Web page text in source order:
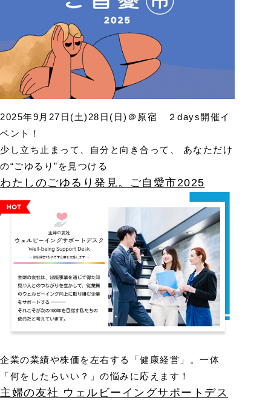
2025年9月27日(土)28日(日)＠原宿 ２days開催イ
ベント！
少し立ち止まって、自分と向き合って、 あなただけ
の“ごゆるり”を見つける
わたしのごゆるり発見。ご自愛市2025
企業の業績や株価を左右する「健康経営」。一体
「何をしたらいい？」の悩みに応えます！
主婦の友社 ウェルビーイングサポートデス